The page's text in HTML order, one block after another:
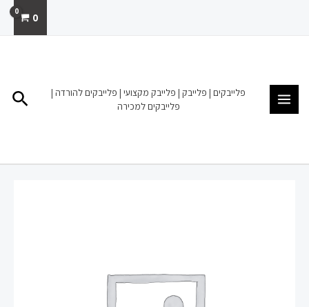
0
פלייבקים | פלייבק | פלייבק מקצועי | פלייבקים להורדה |
פלייבקים למכירה